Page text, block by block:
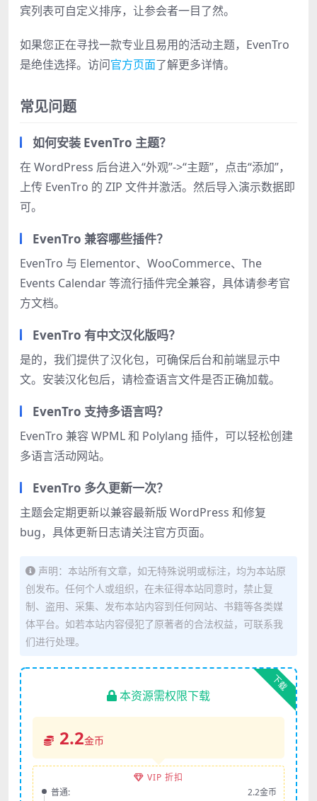
宾列表可自定义排序，让参会者一目了然。
如果您正在寻找一款专业且易用的活动主题，EvenTro
是绝佳选择。访问官方页面了解更多详情。
常见问题
如何安装 EvenTro 主题？
在 WordPress 后台进入“外观”->“主题”，点击“添加”，
上传 EvenTro 的 ZIP 文件并激活。然后导入演示数据即
可。
EvenTro 兼容哪些插件？
EvenTro 与 Elementor、WooCommerce、The
Events Calendar 等流行插件完全兼容，具体请参考官
方文档。
EvenTro 有中文汉化版吗？
是的，我们提供了汉化包，可确保后台和前端显示中
文。安装汉化包后，请检查语言文件是否正确加载。
EvenTro 支持多语言吗？
EvenTro 兼容 WPML 和 Polylang 插件，可以轻松创建
多语言活动网站。
EvenTro 多久更新一次？
主题会定期更新以兼容最新版 WordPress 和修复
bug，具体更新日志请关注官方页面。
声明：本站所有文章，如无特殊说明或标注，均为本站原
创发布。任何个人或组织，在未征得本站同意时，禁止复
制、盗用、采集、发布本站内容到任何网站、书籍等各类媒
体平台。如若本站内容侵犯了原著者的合法权益，可联系我
们进行处理。
下载
本资源需权限下载
2.2金币
VIP 折扣
普通:
2.2金币